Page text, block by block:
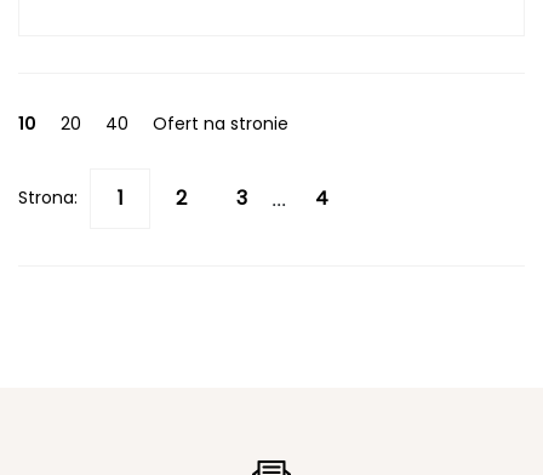
10 20 40 Ofert na stronie
Strona: ...